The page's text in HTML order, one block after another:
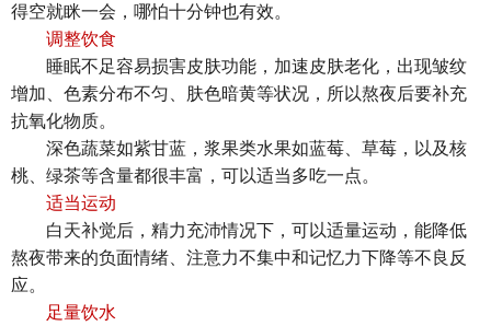
得空就眯一会，哪怕十分钟也有效。
调整饮食
睡眠不足容易损害皮肤功能，加速皮肤老化，出现皱纹
增加、色素分布不匀、肤色暗黄等状况，所以熬夜后要补充
抗氧化物质。
深色蔬菜如紫甘蓝，浆果类水果如蓝莓、草莓，以及核
桃、绿茶等含量都很丰富，可以适当多吃一点。
适当运动
白天补觉后，精力充沛情况下，可以适量运动，能降低
熬夜带来的负面情绪、注意力不集中和记忆力下降等不良反
应。
足量饮水